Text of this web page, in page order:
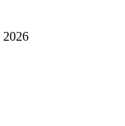
2026